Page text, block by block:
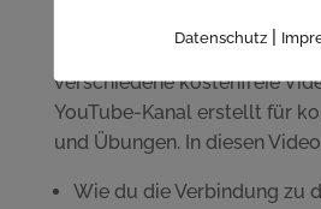
Um dir den Einstieg zu
verschiedene kostenfreie
YouTube-Kanal erstellt für
und Übungen. In diesen
Wie du die Verbindung zu
Datenschutz |